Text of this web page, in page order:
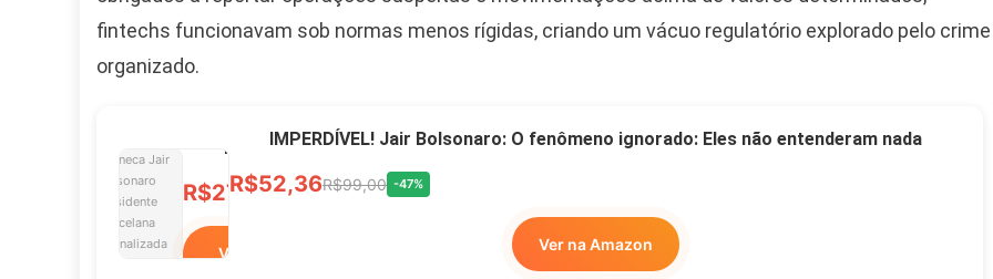
fintechs funcionavam sob normas menos rígidas, criando um vácuo regulatório explorado pelo crime
organizado.
Presidente Porcelana
Personalizada
R$27,99R$49,00 -43%
Ver no MERCADO
IMPERDÍVEL! Jair Bolsonaro: O fenômeno ignorado: Eles não entenderam nada
R$52,36R$99,00 -47%
Ver na Amazon